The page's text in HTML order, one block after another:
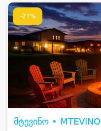
-21%
მტევინო • MTEVINO